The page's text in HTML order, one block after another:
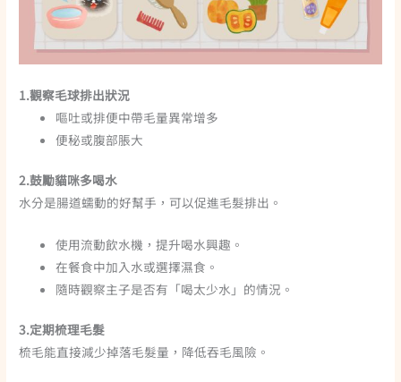
1.觀察毛球排出狀況
嘔吐或排便中帶毛量異常增多
便秘或腹部脹大
2.鼓勵貓咪多喝水
水分是腸道蠕動的好幫手，可以促進毛髮排出。
使用流動飲水機，提升喝水興趣。
在餐食中加入水或選擇濕食。
隨時觀察主子是否有「喝太少水」的情況。
3.定期梳理毛髮
梳毛能直接減少掉落毛髮量，降低吞毛風險。